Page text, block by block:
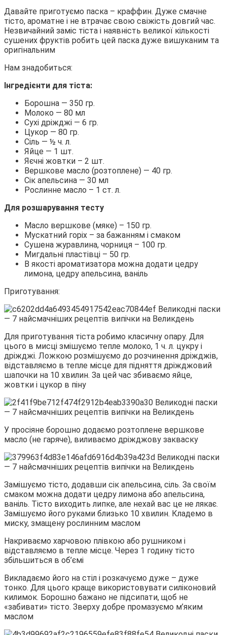
Давайте приготуємо паска – краффин. Дуже смачне
тісто, ароматне і не втрачає свою свіжість довгий час.
Незвичайний заміс тіста і наявність великої кількості
сушених фруктів робить цей паска дуже вишуканим та
оригінальним
Нам знадобиться:
Інгредієнти для тіста:
Борошна — 350 гр.
Молоко — 80 мл
Сухі дріжджі — 6 гр.
Цукор — 80 гр.
Сіль — ½ ч. л.
Яйце — 1 шт.
Яєчні жовтки – 2 шт.
Вершкове масло (розтоплене) — 40 гр.
Сік апельсина — 30 мл
Рослинне масло – 1 ст. л.
Для розшарування тесту
Масло вершкове (мяке) – 150 гр.
Мускатний горіх – за бажанням і смаком
Сушена журавлина, чорниця – 100 гр.
Мигдальні пластівці – 50 гр.
В якості ароматизатора можна додати цедру
лимона, цедру апельсина, ваніль
Приготування:
Для приготування тіста робимо класичну опару. Для
цього в мисці змішуємо тепле молоко, 1 ч. л. цукру і
дріжджі. Ложкою розмішуємо до розчинення дріжджів,
відставляємо в тепле місце для підняття дріжджовий
шапочки на 10 хвилин. За цей час збиваємо яйце,
жовтки і цукор в піну
У просіяне борошно додаємо розтоплене вершкове
масло (не гаряче), виливаємо дріжджову закваску
Замішуємо тісто, додавши сік апельсина, сіль. За своїм
смаком можна додати цедру лимона або апельсина,
ваніль. Тісто виходить липке, але нехай вас це не лякає.
Замішуємо його руками близько 10 хвилин. Кладемо в
миску, змащену рослинним маслом
Накриваємо харчовою плівкою або рушником і
відставляємо в тепле місце. Через 1 годину тісто
збільшиться в об’ємі
Викладаємо його на стіл і розкачуємо дуже – дуже
тонко. Для цього краще використовувати силіконовий
килимок. Борошно бажано не підсипати, щоб не
«забивати» тісто. Зверху добре промазуємо м’яким
маслом